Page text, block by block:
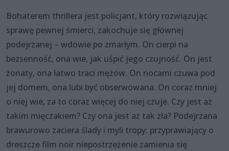
Bohaterem thrillera jest policjant, który rozwiązując
sprawę pewnej śmierci, zakochuje się głównej
podejrzanej – wdowie po zmarłym. On cierpi na
bezsenność, ona wie, jak uśpić jego czujność. On jest
żonaty, ona łatwo traci mężów. On nocami czuwa pod
jej domem, ona lubi być obserwowana. On coraz mniej
o niej wie, za to coraz więcej do niej czuje. Czy jest aż
takim mięczakiem? Czy ona jest aż tak zła? Podejrzana
brawurowo zaciera ślady i myli tropy: przyprawiający o
dreszcze film noir niepostrzeżenie zamienia się